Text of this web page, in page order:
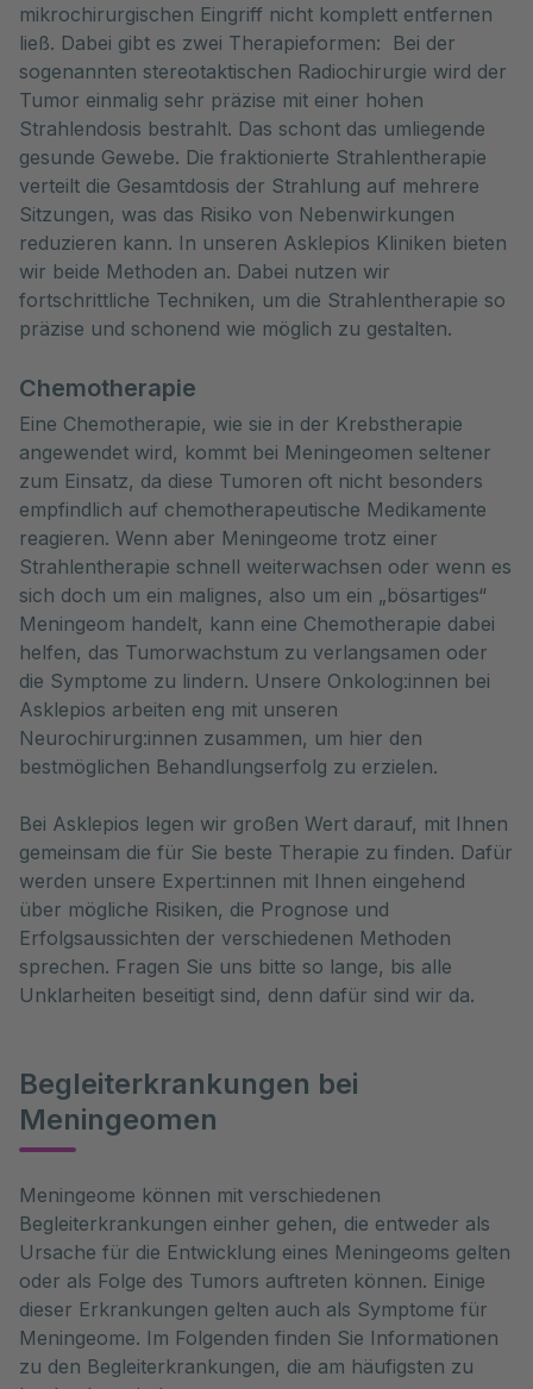
mikrochirurgischen Eingriff nicht komplett entfernen
ließ. Dabei gibt es zwei Therapieformen: Bei der
sogenannten stereotaktischen Radiochirurgie wird der
Tumor einmalig sehr präzise mit einer hohen
Strahlendosis bestrahlt. Das schont das umliegende
gesunde Gewebe. Die fraktionierte Strahlentherapie
verteilt die Gesamtdosis der Strahlung auf mehrere
Sitzungen, was das Risiko von Nebenwirkungen
reduzieren kann. In unseren Asklepios Kliniken bieten
wir beide Methoden an. Dabei nutzen wir
fortschrittliche Techniken, um die Strahlentherapie so
präzise und schonend wie möglich zu gestalten.
Chemotherapie
Eine Chemotherapie, wie sie in der Krebstherapie
angewendet wird, kommt bei Meningeomen seltener
zum Einsatz, da diese Tumoren oft nicht besonders
empfindlich auf chemotherapeutische Medikamente
reagieren. Wenn aber Meningeome trotz einer
Strahlentherapie schnell weiterwachsen oder wenn es
sich doch um ein malignes, also um ein „bösartiges“
Meningeom handelt, kann eine Chemotherapie dabei
helfen, das Tumorwachstum zu verlangsamen oder
die Symptome zu lindern. Unsere Onkolog:innen bei
Asklepios arbeiten eng mit unseren
Neurochirurg:innen zusammen, um hier den
bestmöglichen Behandlungserfolg zu erzielen.
Bei Asklepios legen wir großen Wert darauf, mit Ihnen
gemeinsam die für Sie beste Therapie zu finden. Dafür
werden unsere Expert:innen mit Ihnen eingehend
über mögliche Risiken, die Prognose und
Erfolgsaussichten der verschiedenen Methoden
sprechen. Fragen Sie uns bitte so lange, bis alle
Unklarheiten beseitigt sind, denn dafür sind wir da.
Begleiterkrankungen bei
Meningeomen
Meningeome können mit verschiedenen
Begleiterkrankungen einher gehen, die entweder als
Ursache für die Entwicklung eines Meningeoms gelten
oder als Folge des Tumors auftreten können. Einige
dieser Erkrankungen gelten auch als Symptome für
Meningeome. Im Folgenden finden Sie Informationen
zu den Begleiterkrankungen, die am häufigsten zu